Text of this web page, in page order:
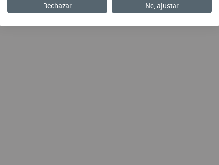
Rechazar
No, ajustar